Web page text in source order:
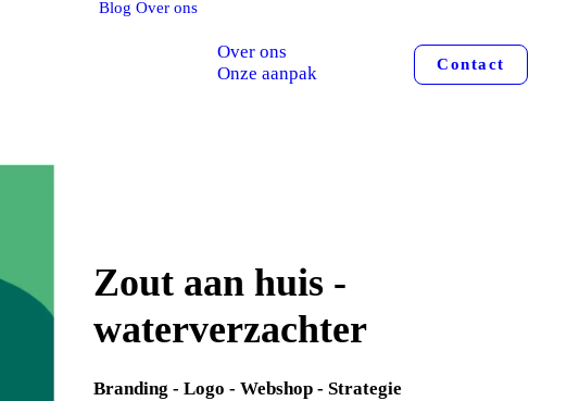
Blog Over ons
Over ons
Onze aanpak
Contact
Zout aan huis -
waterverzachter
Branding - Logo - Webshop - Strategie